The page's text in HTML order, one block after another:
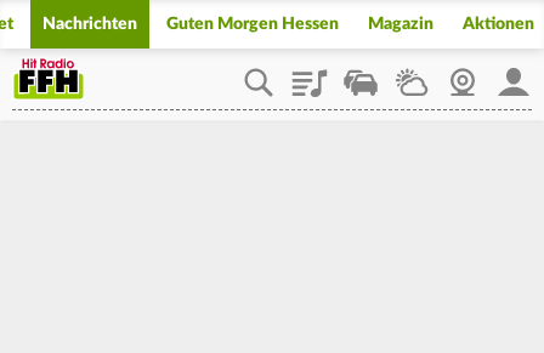
Nachrichten Guten Morgen Hessen Magazin Aktionen
PlaylistStaupilotWetterWebcam